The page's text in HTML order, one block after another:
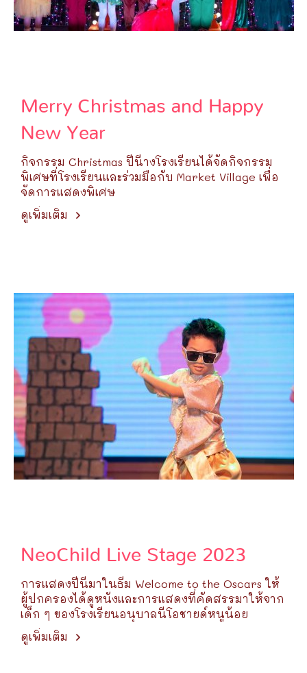
Merry Christmas and Happy
New Year
กิจกรรม Christmas ปีนี้ืางโรงเรียนได้จัดกิจกรรม
พิเศษที่โรงเรียนและร่วมมือกับ Market Village เพื่อ
จัดการแสดงพิเศษ
ดูเพิ่มเติม
NeoChild Live Stage 2023
การแสดงปีนี้มาในธีม Welcome to the Oscars ให้
ผู้ปกครองได้ดูหนังและการแสดงที่คัดสรรมาให้จาก
เด็ก ๆ ของโรงเรียนอนุบาลนีโอชายด์หนูน้อย
ดูเพิ่มเติม